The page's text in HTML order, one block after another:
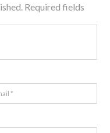
Required fields